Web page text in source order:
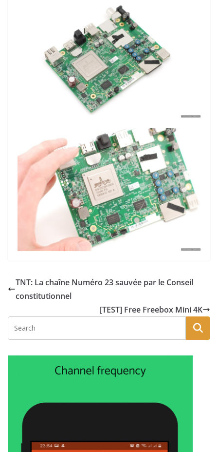
TNT: La chaîne Numéro 23 sauvée par le Conseil
constitutionnel
[TEST] Free Freebox Mini 4K